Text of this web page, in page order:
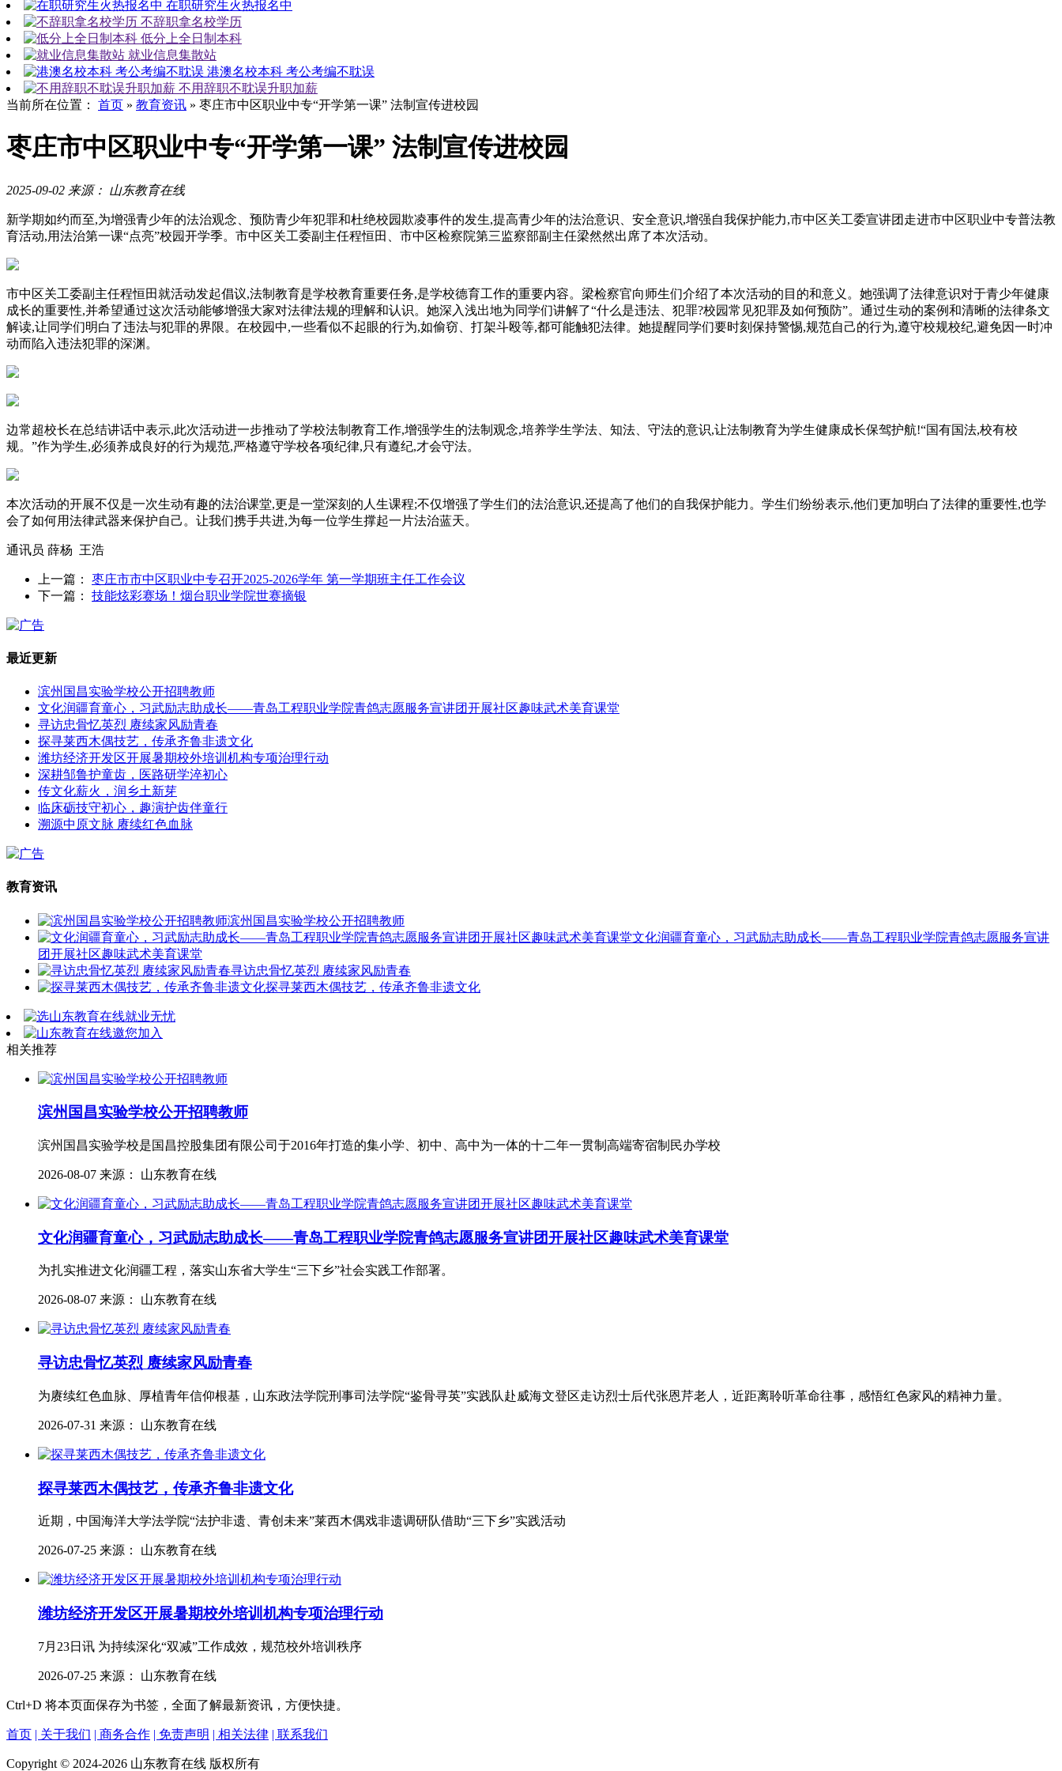
在职研究生火热报名中
不辞职拿名校学历
低分上全日制本科
就业信息集散站
港澳名校本科 考公考编不耽误
不用辞职不耽误升职加薪
当前所在位置： 首页 » 教育资讯 » 枣庄市中区职业中专“开学第一课” 法制宣传进校园
枣庄市中区职业中专“开学第一课” 法制宣传进校园
2025-09-02 来源： 山东教育在线
新学期如约而至,为增强青少年的法治观念、预防青少年犯罪和杜绝校园欺凌事件的发生,提高青少年的法治意识、安全意识,增强自我保护能力,市中区关工委宣讲团走进市中区职业中专普法教
育活动,用法治第一课“点亮”校园开学季。市中区关工委副主任程恒田、市中区检察院第三监察部副主任梁然然出席了本次活动。
市中区关工委副主任程恒田就活动发起倡议,法制教育是学校教育重要任务,是学校德育工作的重要内容。梁检察官向师生们介绍了本次活动的目的和意义。她强调了法律意识对于青少年健康
成长的重要性,并希望通过这次活动能够增强大家对法律法规的理解和认识。她深入浅出地为同学们讲解了“什么是违法、犯罪?校园常见犯罪及如何预防”。通过生动的案例和清晰的法律条文
解读,让同学们明白了违法与犯罪的界限。在校园中,一些看似不起眼的行为,如偷窃、打架斗殴等,都可能触犯法律。她提醒同学们要时刻保持警惕,规范自己的行为,遵守校规校纪,避免因一时冲
动而陷入违法犯罪的深渊。
边常超校长在总结讲话中表示,此次活动进一步推动了学校法制教育工作,增强学生的法制观念,培养学生学法、知法、守法的意识,让法制教育为学生健康成长保驾护航!“国有国法,校有校
规。”作为学生,必须养成良好的行为规范,严格遵守学校各项纪律,只有遵纪,才会守法。
本次活动的开展不仅是一次生动有趣的法治课堂,更是一堂深刻的人生课程;不仅增强了学生们的法治意识,还提高了他们的自我保护能力。学生们纷纷表示,他们更加明白了法律的重要性,也学
会了如何用法律武器来保护自己。让我们携手共进,为每一位学生撑起一片法治蓝天。
通讯员 薛杨 王浩
上一篇： 枣庄市市中区职业中专召开2025-2026学年 第一学期班主任工作会议
下一篇： 技能炫彩赛场！烟台职业学院世赛摘银
最近更新
滨州国昌实验学校公开招聘教师
文化润疆育童心，习武励志助成长——青岛工程职业学院青鸽志愿服务宣讲团开展社区趣味武术美育课堂
寻访忠骨忆英烈 赓续家风励青春
探寻莱西木偶技艺，传承齐鲁非遗文化
潍坊经济开发区开展暑期校外培训机构专项治理行动
深耕邹鲁护童齿，医路研学淬初心
传文化薪火，润乡土新芽
临床砺技守初心，趣演护齿伴童行
溯源中原文脉 赓续红色血脉
教育资讯
滨州国昌实验学校公开招聘教师
文化润疆育童心，习武励志助成长——青岛工程职业学院青鸽志愿服务宣讲
团开展社区趣味武术美育课堂
寻访忠骨忆英烈 赓续家风励青春
探寻莱西木偶技艺，传承齐鲁非遗文化
相关推荐
滨州国昌实验学校公开招聘教师
滨州国昌实验学校是国昌控股集团有限公司于2016年打造的集小学、初中、高中为一体的十二年一贯制高端寄宿制民办学校
2026-08-07 来源： 山东教育在线
文化润疆育童心，习武励志助成长——青岛工程职业学院青鸽志愿服务宣讲团开展社区趣味武术美育课堂
为扎实推进文化润疆工程，落实山东省大学生“三下乡”社会实践工作部署。
2026-08-07 来源： 山东教育在线
寻访忠骨忆英烈 赓续家风励青春
为赓续红色血脉、厚植青年信仰根基，山东政法学院刑事司法学院“鉴骨寻英”实践队赴威海文登区走访烈士后代张恩芹老人，近距离聆听革命往事，感悟红色家风的精神力量。
2026-07-31 来源： 山东教育在线
探寻莱西木偶技艺，传承齐鲁非遗文化
近期，中国海洋大学法学院“法护非遗、青创未来”莱西木偶戏非遗调研队借助“三下乡”实践活动
2026-07-25 来源： 山东教育在线
潍坊经济开发区开展暑期校外培训机构专项治理行动
7月23日讯 为持续深化“双减”工作成效，规范校外培训秩序
2026-07-25 来源： 山东教育在线
Ctrl+D 将本页面保存为书签，全面了解最新资讯，方便快捷。
首页 | 关于我们 | 商务合作 | 免责声明 | 相关法律 | 联系我们
Copyright © 2024-2026 山东教育在线 版权所有